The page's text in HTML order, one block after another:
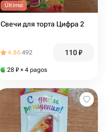
Último
Свечи для торта Цифра 2
4.86492 110₽
28 ₽ × 4 pagos